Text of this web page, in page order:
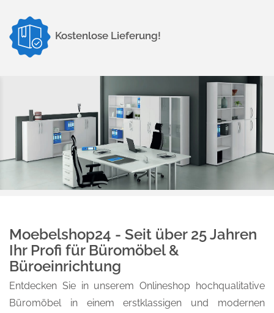
Kostenlose Lieferung!
Moebelshop24 - Seit über 25 Jahren
Ihr Profi für Büromöbel &
Büroeinrichtung
Entdecken Sie in unserem Onlineshop hochqualitative
Büromöbel in einem erstklassigen und modernen